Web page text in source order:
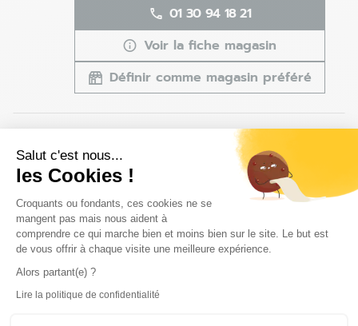
Salut c'est nous...
les Cookies !
Plateforme de Gestion du
Croquants ou fondants, ces cookies ne se
mangent pas mais nous aident à
comprendre ce qui marche bien et moins bien sur le site. Le but est
de vous offrir à chaque visite une meilleure expérience.
Alors partant(e) ?
Lire la politique de confidentialitéAxeptio consent
01 30 94 18 21
Voir la fiche magasin
Définir comme magasin préféré
57.78
Creil - Saint-Maximin - Fermé
152 avenue de La Paix
60740 Saint Maximin
Fermé aujourd'hui
03 44 24 08 74
Voir la fiche magasin